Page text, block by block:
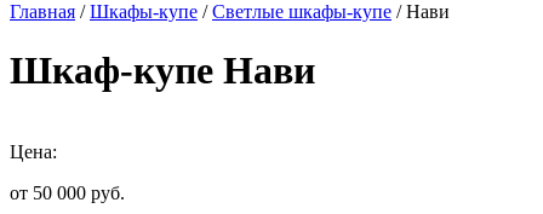
Главная /Шкафы-купе /Светлые шкафы-купе / Нави
Шкаф-купе Нави
Цена:
от 50 000 руб.